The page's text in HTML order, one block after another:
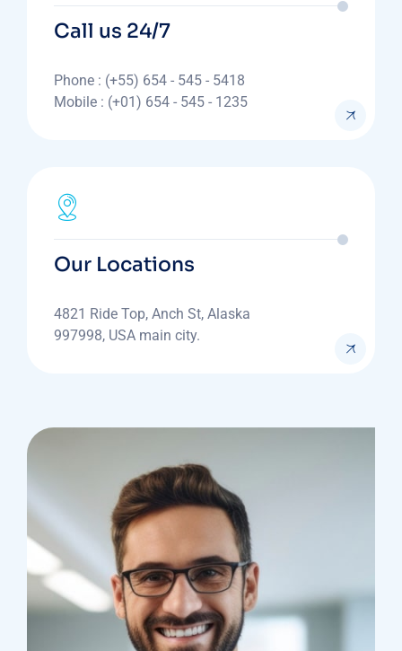
Call us 24/7
Phone : (+55) 654 - 545 - 5418
Mobile : (+01) 654 - 545 - 1235
Our Locations
4821 Ride Top, Anch St, Alaska
997998, USA main city.